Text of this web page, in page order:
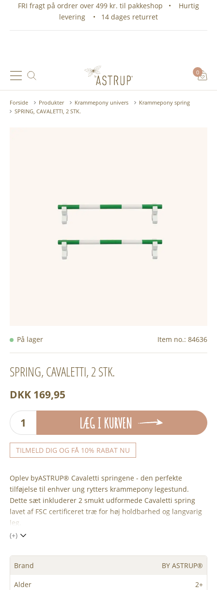
FRI fragt på ordrer over 499 kr. til pakkeshop • Hurtig
levering • 14 dages returret
0
Forside Produkter Krammepony univers
Krammepony spring
SPRING, CAVALETTI, 2 STK.
På lager Item no.: 84636
SPRING, CAVALETTI, 2 STK.
DKK 169,95
LÆG I KURVEN
TILMELD DIG OG FÅ 10% RABAT NU
Oplev byASTRUP® Cavaletti springene - den perfekte
tilføjelse til enhver ung rytters krammepony legestund.
Dette sæt inkluderer 2 smukt udformede Cavaletti spring
lavet af FSC certificeret træ for høj holdbarhed og langvarig
leg.
(+)
Brand BY ASTRUP®
Alder 2+